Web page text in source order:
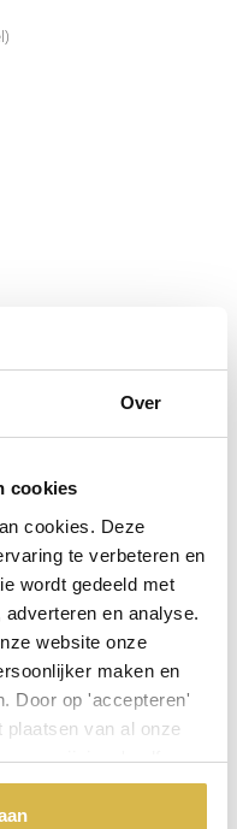
Over
cookies
cookies. Deze
te verbeteren en
wordt gedeeld met
en analyse.
website onze
maken en
Door op 'accepteren'
van al onze
wijzigen' zelf
krijgen. En door te
cookies
en tijdloze uitstraling!
volgende werkdag